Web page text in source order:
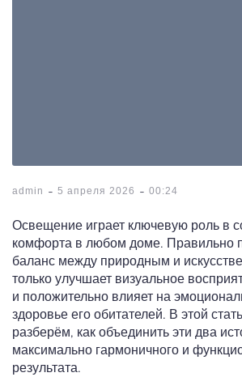
admin - 5 апреля 2026 - 00:24
Освещение играет ключевую роль в
комфорта в любом доме. Правильно
баланс между природным и
только улучшает визуальное
и положительно влияет на
здоровье его обитателей. В этой
разберём, как объединить эти два
максимально гармоничного и
результата.